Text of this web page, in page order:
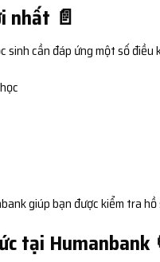
nhất 📄
cần đáp ứng một số điều
giúp bạn được kiểm tra
tại Humanbank